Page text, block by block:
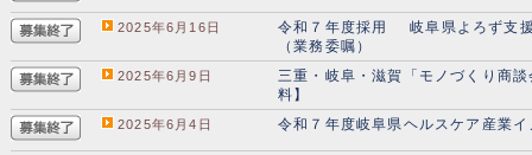
2025年6月16日
令和７年度採用 岐阜県よろず支
（業務委嘱）
2025年6月9日
三重・岐阜・滋賀「モノづくり商
料】
2025年6月4日 令和７年度岐阜県ヘルスケア産業